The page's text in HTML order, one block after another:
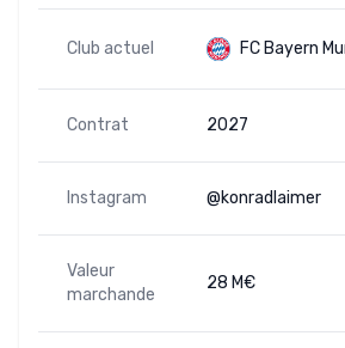
Club actuel FC Bayern
Contrat 2027
Instagram @konradlaimer
Valeur
marchande
28 M€